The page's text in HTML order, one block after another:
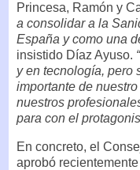
Princesa, Ramón y
a consolidar a la
España y como una
insistido Díaz Ayuso.
y en tecnología, pero
importante de
nuestros
para con el
En concreto, el
aprobó recientemente